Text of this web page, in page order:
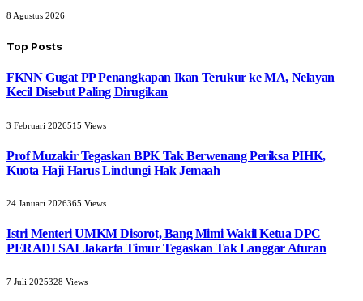
8 Agustus 2026
Top Posts
FKNN Gugat PP Penangkapan Ikan Terukur ke MA, Nelayan
Kecil Disebut Paling Dirugikan
3 Februari 2026515 Views
Prof Muzakir Tegaskan BPK Tak Berwenang Periksa PIHK,
Kuota Haji Harus Lindungi Hak Jemaah
24 Januari 2026365 Views
Istri Menteri UMKM Disorot, Bang Mimi Wakil Ketua DPC
PERADI SAI Jakarta Timur Tegaskan Tak Langgar Aturan
7 Juli 2025328 Views